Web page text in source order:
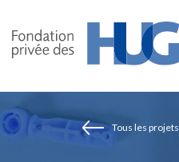
au
contenu
Tous les projets